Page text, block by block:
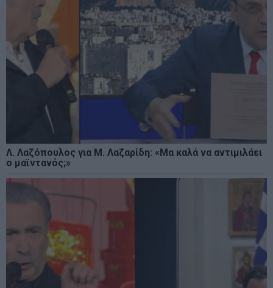
Λ. Λαζόπουλος για Μ. Λαζαρίδη: «Μα καλά να αντιμιλάει
ο μαϊντανός;»